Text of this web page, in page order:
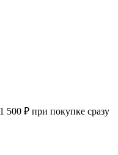
500 ₽ при покупке сразу